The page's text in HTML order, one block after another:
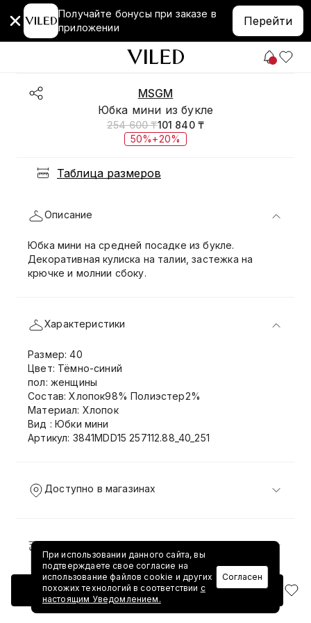
Получайте бонусы при заказе в
приложении
Перейти
MSGM
Юбка мини из букле
254 600 ₸101 840 ₸
50%+20%
Таблица размеров
Добавить в корзину
Описание
Юбка мини на средней посадке из букле.
Декоративная кулиска на талии, застежка на
крючке и молнии сбоку.
Характеристики
Размер: 40
Цвет: Тёмно-синий
пол: женщины
Состав: Хлопок98% Полиэстер2%
Материал: Хлопок
Вид : Юбки мини
Артикул: 3841MDD15 257112.88_40_251
Доступно в магазинах
Доставка и возврат
При использовании данного сайта, вы
подтверждаете свое согласие на
использование файлов cookie и других
похожих технологий в соответствии с
настоящим Уведомлением.
Согласен